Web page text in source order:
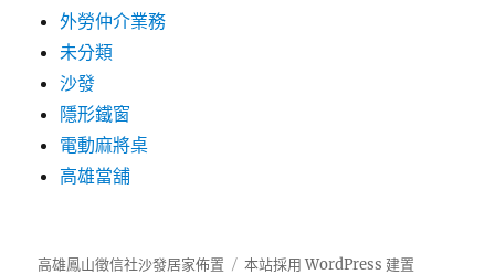
外勞仲介業務
未分類
沙發
隱形鐵窗
電動麻將桌
高雄當舖
高雄鳳山徵信社沙發居家佈置 本站採用 WordPress 建置